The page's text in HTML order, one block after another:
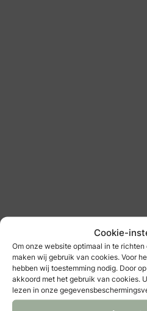
Cookie-
Om onze website optimaal in te
maken wij gebruik van cookies. Voor
hebben wij toestemming nodig. Door
akkoord met het gebruik van cookies.
lezen in onze
Juwelier van den
juweliers & edelsmeden
Bekijk alle juweliers &